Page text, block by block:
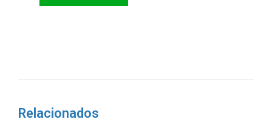
Relacionados